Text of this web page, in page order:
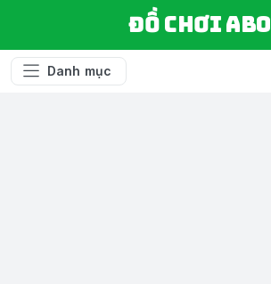
Đồ chơi ABO
Danh mục